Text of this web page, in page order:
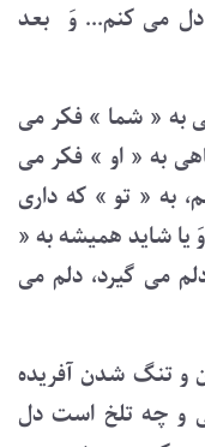
دل می کنم... وَ بعد
به « شما » فکر می
به « او » فکر می
به « تو » که داری
یا شاید همیشه به «
می گیرد، دلم می
و تنگ شدن آفریده
چه تلخ است دل